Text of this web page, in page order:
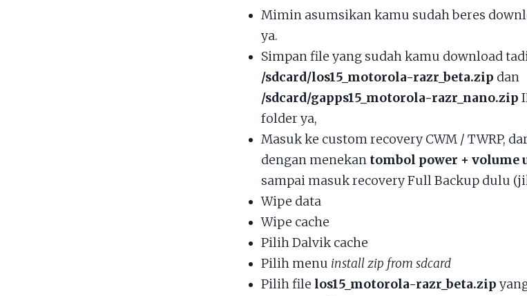
Mimin asumsikan kamu sudah beres
ya.
Simpan file yang sudah kamu download
/sdcard/los15_motorola-razr_beta.zip dan
/sdcard/gapps15_motorola-razr_nano.zip
folder ya,
Masuk ke custom recovery CWM / TWRP,
dengan menekan tombol power + volume
sampai masuk recovery Full Backup dulu
Wipe data
Wipe cache
Pilih Dalvik cache
Pilih menu install zip from sdcard
Pilih file los15_motorola-razr_beta.zip